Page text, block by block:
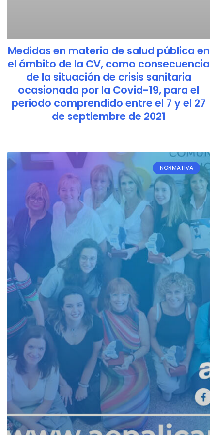
Medidas en materia de salud pública en
el ámbito de la CV, como consecuencia
de la situación de crisis sanitaria
ocasionada por la Covid-19, para el
periodo comprendido entre el 7 y el 27
de septiembre de 2021
NORMATIVA